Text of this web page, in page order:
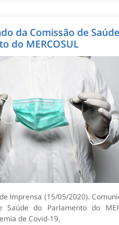
da Comissão de
do MERCOSUL
Imprensa (15/05/2020).
Saúde do Parlamento do
de Covid-19.